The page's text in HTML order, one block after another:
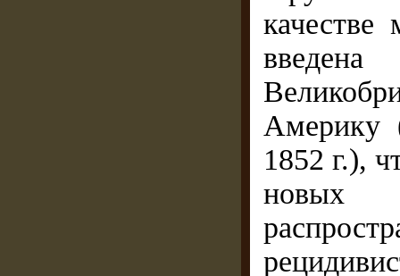
качестве
Америку
1852 г.),
новых